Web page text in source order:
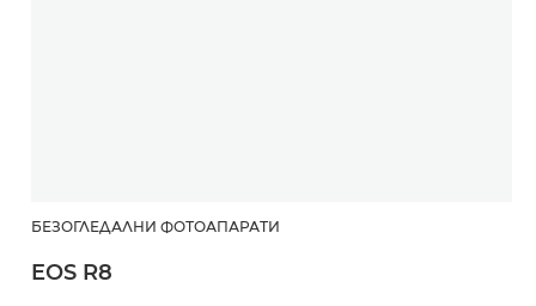
БЕЗОГЛЕДАЛНИ ФОТОАПАРАТИ
EOS R8